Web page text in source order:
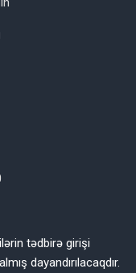
tədbirə girişi
dayandırılacaqdır.